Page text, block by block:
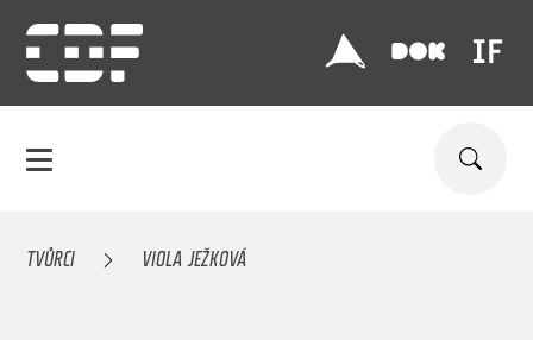
TVŮRCI VIOLA JEŽKOVÁ